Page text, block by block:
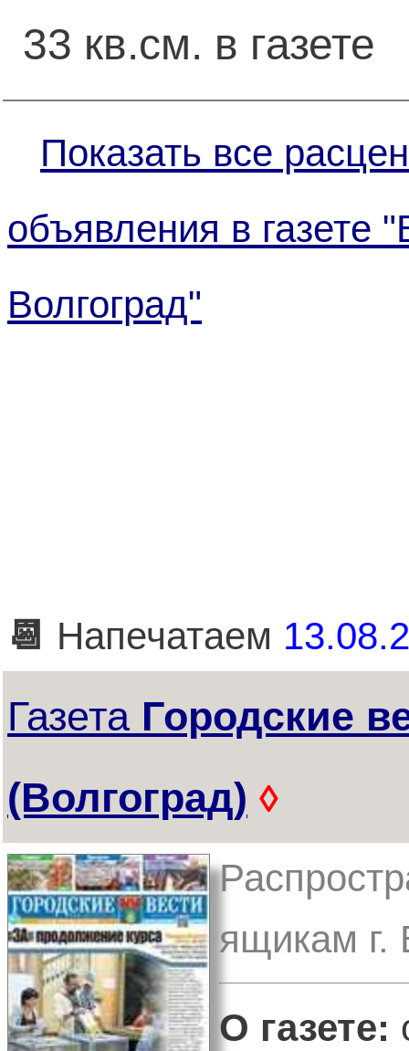
33 кв.см. в газете
Показать все
объявления в газете
Волгоград"
📆 Напечатаем
Газета Городские
(Волгоград) ◊
ящикам г.
О газете: